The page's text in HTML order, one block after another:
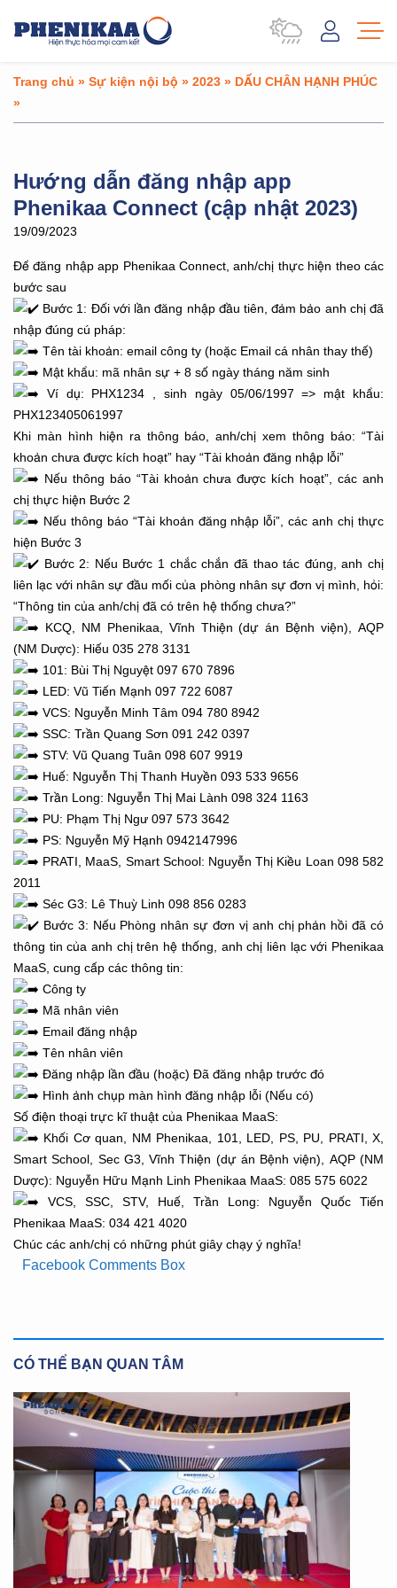
Trang chủ » Sự kiện nội bộ » 2023 » DẤU CHÂN HẠNH PHÚC
»
Hướng dẫn đăng nhập app
Phenikaa Connect (cập nhật 2023)
19/09/2023
Để đăng nhập app Phenikaa Connect, anh/chị thực hiện theo các
bước sau
Bước 1: Đối với lần đăng nhập đầu tiên, đảm bảo anh chị đã
nhập đúng cú pháp:
Tên tài khoản: email công ty (hoặc Email cá nhân thay thế)
Mật khẩu: mã nhân sự + 8 số ngày tháng năm sinh
Ví dụ: PHX1234 , sinh ngày 05/06/1997 => mật khẩu:
PHX123405061997
Khi màn hình hiện ra thông báo, anh/chị xem thông báo: “Tài
khoản chưa được kích hoạt” hay “Tài khoản đăng nhập lỗi”
Nếu thông báo “Tài khoản chưa được kích hoạt”, các anh
chị thực hiện Bước 2
Nếu thông báo “Tài khoản đăng nhập lỗi”, các anh chị thực
hiện Bước 3
Bước 2: Nếu Bước 1 chắc chắn đã thao tác đúng, anh chị
liên lạc với nhân sự đầu mối của phòng nhân sự đơn vị mình, hỏi:
“Thông tin của anh/chị đã có trên hệ thống chưa?”
KCQ, NM Phenikaa, Vĩnh Thiện (dự án Bệnh viện), AQP
(NM Dược): Hiếu 035 278 3131
101: Bùi Thị Nguyệt 097 670 7896
LED: Vũ Tiến Mạnh 097 722 6087
VCS: Nguyễn Minh Tâm 094 780 8942
SSC: Trần Quang Sơn 091 242 0397
STV: Vũ Quang Tuân 098 607 9919
Huế: Nguyễn Thị Thanh Huyền 093 533 9656
Trần Long: Nguyễn Thị Mai Lành 098 324 1163
PU: Phạm Thị Ngư 097 573 3642
PS: Nguyễn Mỹ Hạnh 0942147996
PRATI, MaaS, Smart School: Nguyễn Thị Kiều Loan 098 582
2011
Séc G3: Lê Thuỳ Linh 098 856 0283
Bước 3: Nếu Phòng nhân sự đơn vị anh chị phản hồi đã có
thông tin của anh chị trên hệ thống, anh chị liên lạc với Phenikaa
MaaS, cung cấp các thông tin:
Công ty
Mã nhân viên
Email đăng nhập
Tên nhân viên
Đăng nhập lần đầu (hoặc) Đã đăng nhập trước đó
Hình ảnh chụp màn hình đăng nhập lỗi (Nếu có)
Số điện thoại trực kĩ thuật của Phenikaa MaaS:
Khối Cơ quan, NM Phenikaa, 101, LED, PS, PU, PRATI, X,
Smart School, Sec G3, Vĩnh Thiện (dự án Bệnh viện), AQP (NM
Dược): Nguyễn Hữu Mạnh Linh Phenikaa MaaS: 085 575 6022
VCS, SSC, STV, Huế, Trần Long: Nguyễn Quốc Tiến
Phenikaa MaaS: 034 421 4020
Chúc các anh/chị có những phút giây chạy ý nghĩa!
Facebook Comments Box
CÓ THỂ BẠN QUAN TÂM